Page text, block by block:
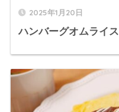
2025年1月20日
ハンバーグオムライス